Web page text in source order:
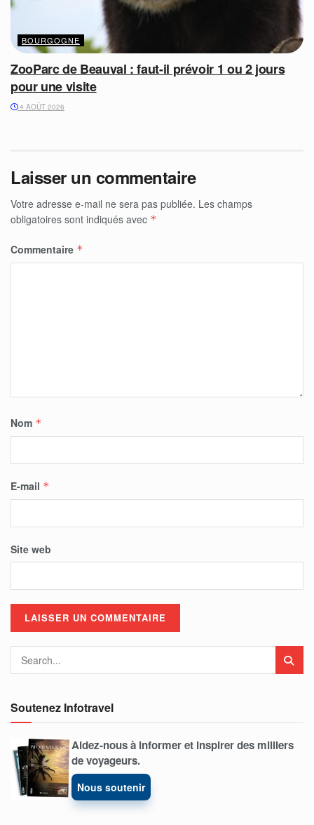
BOURGOGNE
ZooParc de Beauval : faut-il prévoir 1 ou 2 jours
pour une visite
4 AOÛT 2026
Laisser un commentaire
Votre adresse e-mail ne sera pas publiée. Les champs
obligatoires sont indiqués avec *
Commentaire *
Nom *
E-mail *
Site web
Soutenez Infotravel
Aidez-nous à informer et inspirer des milliers
de voyageurs.
Nous soutenir